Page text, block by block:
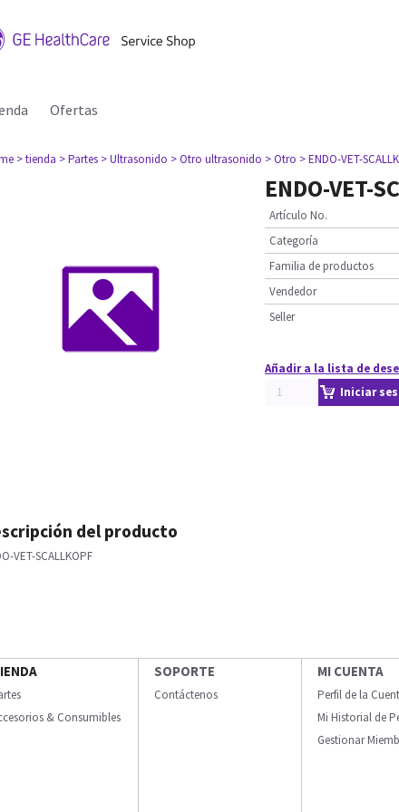
Ofertas
> tienda > Partes > Ultrasonido > Otro ultrasonido > Otro > ENDO-VET-
ENDO-VET-
Artículo No.
Categoría
Familia de productos
Vendedor
Seller
Añadir a la lista de
Iniciar
del producto
VET-SCALLKOPF
& Consumibles
SOPORTE
Contáctenos
MI CUENTA
Perfil de la
Mi Historial de
Gestionar